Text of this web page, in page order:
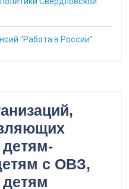
"Работа в России"
с ОВЗ,
детям